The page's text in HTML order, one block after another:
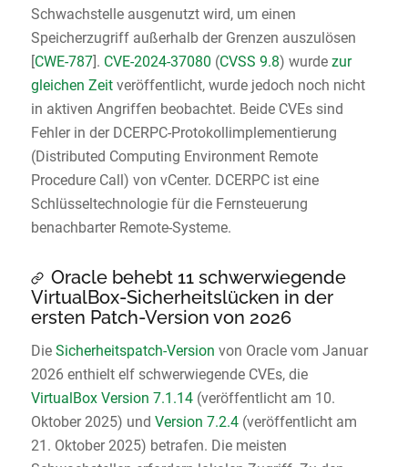
Schwachstelle ausgenutzt wird, um einen
Speicherzugriff außerhalb der Grenzen auszulösen
[CWE-787]. CVE-2024-37080 (CVSS 9.8) wurde zur
gleichen Zeitveröffentlicht, wurde jedoch noch nicht
in aktiven Angriffen beobachtet. Beide CVEs sind
Fehler in der DCERPC-Protokollimplementierung
(Distributed Computing Environment Remote
Procedure Call) von vCenter. DCERPC ist eine
Schlüsseltechnologie für die Fernsteuerung
benachbarter Remote-Systeme.
Oracle behebt 11 schwerwiegende
VirtualBox-Sicherheitslücken in der
ersten Patch-Version von 2026
Die Sicherheitspatch-Version von Oracle vom Januar
2026 enthielt elf schwerwiegende CVEs, die
VirtualBox Version 7.1.14(veröffentlicht am 10.
Oktober 2025) und Version 7.2.4(veröffentlicht am
21. Oktober 2025) betrafen. Die meisten